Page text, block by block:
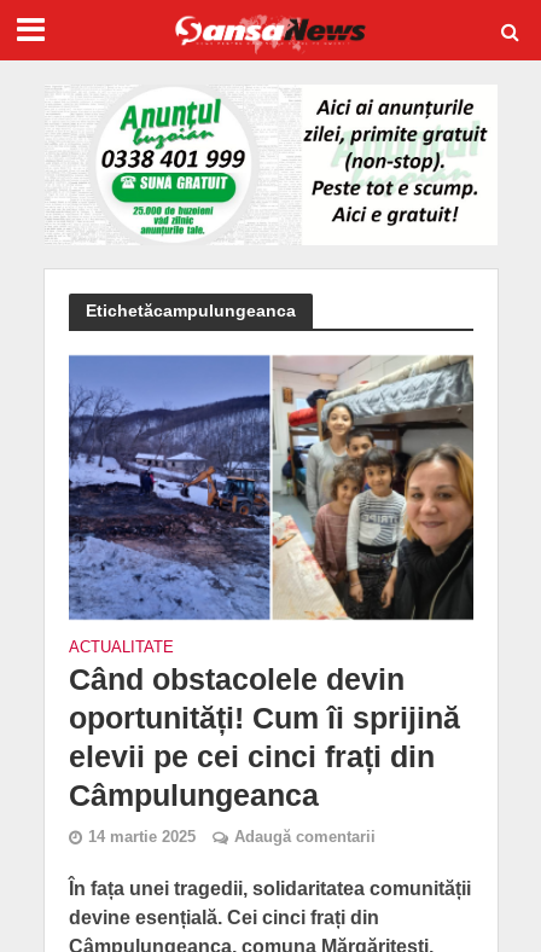
Etichetăcampulungeanca
ACTUALITATE
Când obstacolele devin
oportunități! Cum îi sprijină
elevii pe cei cinci frați din
Câmpulungeanca
14 martie 2025 Adaugă comentarii
În fața unei tragedii, solidaritatea comunității
devine esențială. Cei cinci frați din
Câmpulungeanca, comuna Mărgăritești,